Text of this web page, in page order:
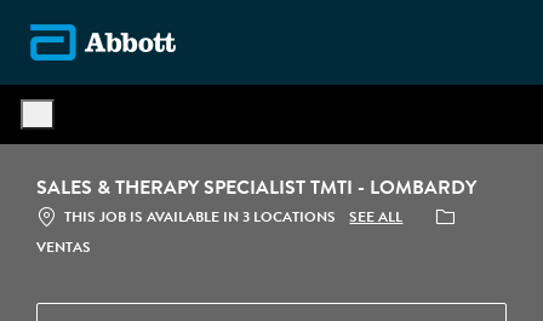
SALES & THERAPY SPECIALIST TMTI - LOMBARDY
THIS JOB IS AVAILABLE IN 3 LOCATIONS SEE ALL CATEGORÍA
VENTAS